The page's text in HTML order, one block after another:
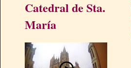
Catedral de Sta.
María